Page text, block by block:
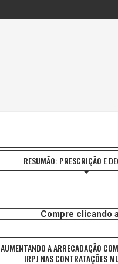
RESUMÃO: PRESCRIÇÃO E
Compre clicando
AUMENTANDO A ARRECADAÇÃO
IRPJ NAS CONTRATAÇÕES